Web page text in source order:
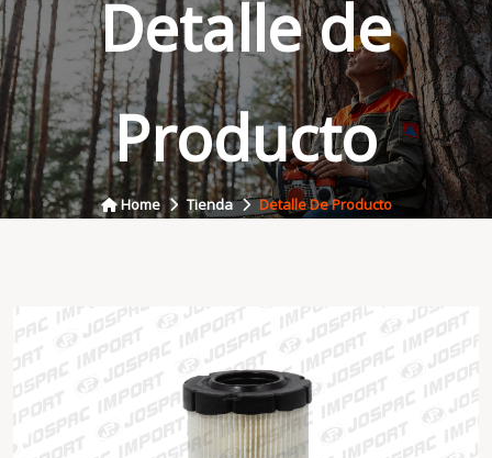
Detalle de
Producto
Home Tienda Detalle De Producto